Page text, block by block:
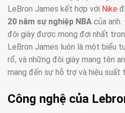
LeBron James kết hợp với Nike
20 năm sự nghiệp NBA của
đôi giày được mong đợi nhất
LeBron James luôn là một biểu
rổ, và những đôi giày mang tên
mang đến sự hỗ trợ và hiệu suất
Công nghệ của